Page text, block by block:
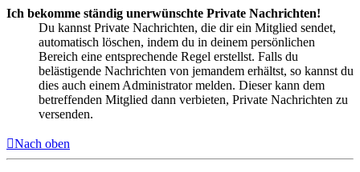
Ich bekomme ständig unerwünschte Private Nachrichten!
Du kannst Private Nachrichten, die dir ein Mitglied sendet,
automatisch löschen, indem du in deinem persönlichen
Bereich eine entsprechende Regel erstellst. Falls du
belästigende Nachrichten von jemandem erhältst, so kannst du
dies auch einem Administrator melden. Dieser kann dem
betreffenden Mitglied dann verbieten, Private Nachrichten zu
versenden.
Nach oben